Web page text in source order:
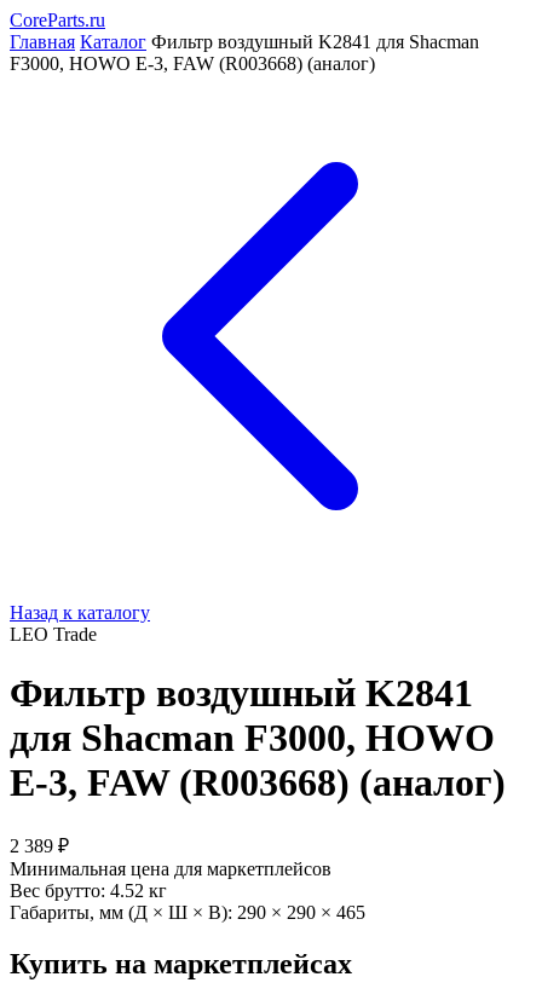
CoreParts.ru
Главная Каталог Фильтр воздушный K2841 для Shacman
F3000, HOWO E-3, FAW (R003668) (аналог)
Назад к каталогу
LEO Trade
Фильтр воздушный K2841
для Shacman F3000, HOWO
E-3, FAW (R003668) (аналог)
2 389 ₽
Минимальная цена для маркетплейсов
Вес брутто: 4.52 кг
Габариты, мм (Д × Ш × В): 290 × 290 × 465
Купить на маркетплейсах